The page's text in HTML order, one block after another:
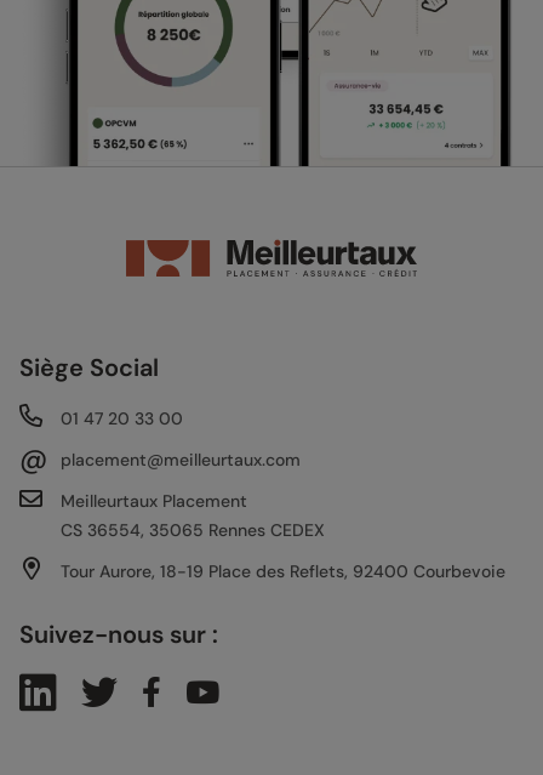
Siège Social
01 47 20 33 00
@
placement@meilleurtaux.com
Meilleurtaux Placement
CS 36554, 35065 Rennes CEDEX
Tour Aurore, 18-19 Place des Reflets, 92400 Courbevoie
Suivez-nous sur :